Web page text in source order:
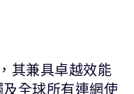
其兼具卓越效能
全球所有連網使